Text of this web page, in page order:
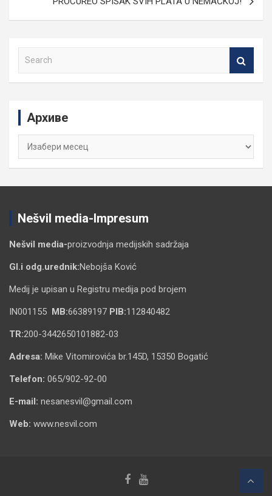
Архиве
Архиве
Nešvil media-Impresum
Nešvil media-proizvodnja medijskih sadržaja
Gl.i odg.urednik:Nebojša Ković
Medij je upisan u Registru medija pod brojem
IN001155 MB:66389197 PIB:112840482
TR:200-3442650101882-03
Adresa: Mike Vitomirovića br.145D, 15350 Bogatić
Telefon: 065/902-92-00
E-mail: nesanesvil@gmail.com
Web: www.nesvil.com